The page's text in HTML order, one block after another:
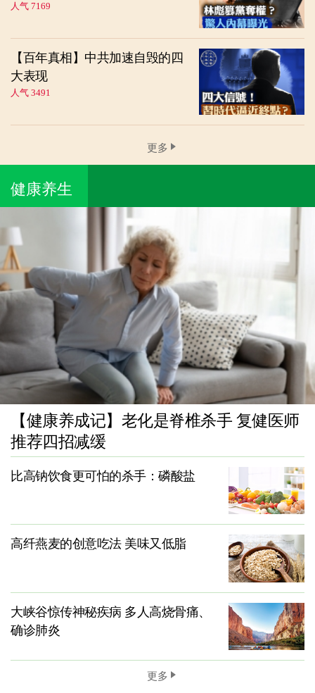
人气 7169
【百年真相】中共加速自毁的四
大表现
人气 3491
更多
健康养生
【健康养成记】老化是脊椎杀手 复健医师
推荐四招减缓
比高钠饮食更可怕的杀手：磷酸盐
高纤燕麦的创意吃法 美味又低脂
大峡谷惊传神秘疾病 多人高烧骨痛、
确诊肺炎
更多